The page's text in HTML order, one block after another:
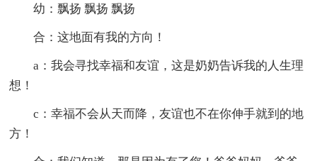
幼：飘扬 飘扬 飘扬
合：这地面有我的方向！
a：我会寻找幸福和友谊，这是奶奶告诉我的人生理
想！
c：幸福不会从天而降，友谊也不在你伸手就到的地
方！